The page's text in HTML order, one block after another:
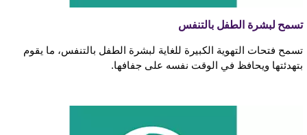
تسمح لبشرة الطفل بالتنفس
تسمح فتحات التهوية الكبيرة للغاية لبشرة الطفل بالتنفس، ما يقوم
بتهدئتها ويحافظ في الوقت نفسه على جفافها.